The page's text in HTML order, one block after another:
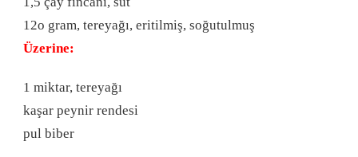
12o gram, tereyağı, eritilmiş, soğutulmuş
Üzerine:
1 miktar, tereyağı
kaşar peynir rendesi
pul biber